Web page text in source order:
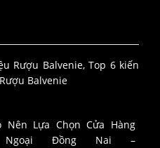
Rượu Balvenie, Top 6 kiến
Balvenie
Nên Lựa Chọn Cửa Hàng
Ngoại Đồng Nai –